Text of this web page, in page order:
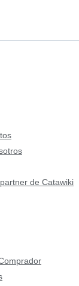
de Catawiki